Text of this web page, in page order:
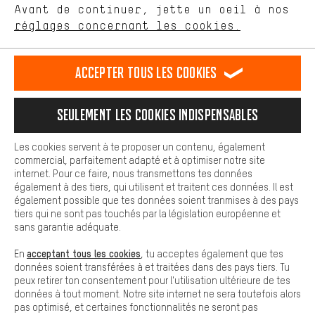
français english
EN Deutsch español
RÉSILIER LE CONTRAT Communauté d'Aix-la-Chapelle
Programme d'affiliation Mentions Légales Protection des données
Conditions générales de vente Plateforme d'Alerte
Reprise des batteries Corepile Paramètres de cookies
Modifier le contraste
Tous les prix s'entendent en euros (MwSt hors) plus les
frais de portpour la livraison versÉtats-Unis.
Avant de continuer, jette un oeil à nos
réglages concernant les cookies.
Plus de confort
est plus confortable. Avec les cookies de confort, nous
Nous pouvons ainsi mettre à ta disposition d'autres contenus et
informations utiles. De plus, tu as la possibilité d'utiliser des
facilement les bons produits. Par exemple, nous proposons une
facilement aux questions.
Cookies de base
Les cookies de base garantissent que tu puisses utiliser les
fonctions de notre site web.
Accepter tous les cookies
Seulement les cookies indispensables
Les cookies servent à te proposer un contenu, également
commercial, parfaitement adapté et à optimiser notre site
internet. Pour ce faire, nous transmettons tes données
également à des tiers, qui utilisent et traitent ces données. Il est
également possible que tes données soient tranmises à des pays
tiers qui ne sont pas touchés par la législation européenne et
sans garantie adéquate.
En acceptant tous les cookies , tu acceptes également que tes
données soient transférées à et traitées dans des pays tiers. Tu
peux retirer ton consentement pour l'utilisation ultérieure de tes
données à tout moment. Notre site internet ne sera toutefois alors
pas optimisé, et certaines fonctionnalités ne seront pas